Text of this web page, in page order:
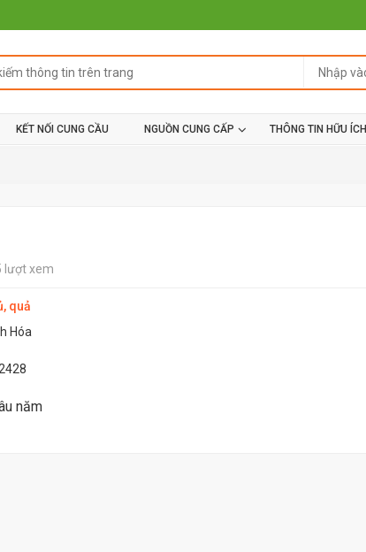
KẾT NỐI CUNG CẦU NGUỒN CUNG CẤP THÔNG TIN HỮU ÍCH
lượt xem
quả
Hóa
năm